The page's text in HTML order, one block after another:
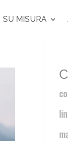
SU MISURA